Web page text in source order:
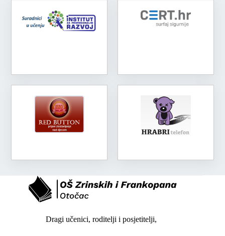
Dragi učenici, roditelji i posjetitelji,